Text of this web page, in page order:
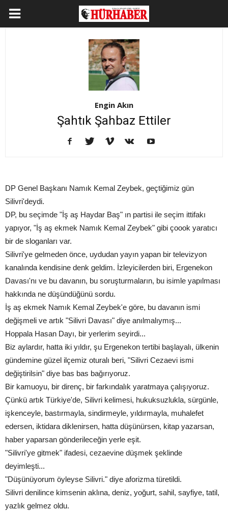
Engin Akın
Şahtık Şahbaz Ettiler
DP Genel Başkanı Namık Kemal Zeybek, geçtiğimiz gün
Silivri'deydi.
DP, bu seçimde "İş aş Haydar Baş" ın partisi ile seçim ittifakı
yapıyor, "İş aş ekmek Namık Kemal Zeybek" gibi çoook yaratıcı
bir de sloganları var.
Silivri'ye gelmeden önce, uydudan yayın yapan bir televizyon
kanalında kendisine denk geldim. İzleyicilerden biri, Ergenekon
Davası'nı ve bu davanın, bu soruşturmaların, bu isimle yapılması
hakkında ne düşündüğünü sordu.
İş aş ekmek Namık Kemal Zeybek'e göre, bu davanın ismi
değişmeli ve artık "Silivri Davası" diye anılmalıymış...
Hoppala Hasan Dayı, bir yerlerim seyirdi...
Biz aylardır, hatta iki yıldır, şu Ergenekon tertibi başlayalı, ülkenin
gündemine güzel ilçemiz oturalı beri, "Silivri Cezaevi ismi
değiştirilsin" diye bas bas bağırıyoruz.
Bir kamuoyu, bir direnç, bir farkındalık yaratmaya çalışıyoruz.
Çünkü artık Türkiye'de, Silivri kelimesi, hukuksuzlukla, sürgünle,
işkenceyle, bastırmayla, sindirmeyle, yıldırmayla, muhalefet
edersen, iktidara diklenirsen, hatta düşünürsen, kitap yazarsan,
haber yaparsan gönderileceğin yerle eşit.
"Silivri'ye gitmek" ifadesi, cezaevine düşmek şeklinde
deyimleşti...
"Düşünüyorum öyleyse Silivri." diye aforizma türetildi.
Silivri denilince kimsenin aklına, deniz, yoğurt, sahil, sayfiye, tatil,
yazlık gelmez oldu.